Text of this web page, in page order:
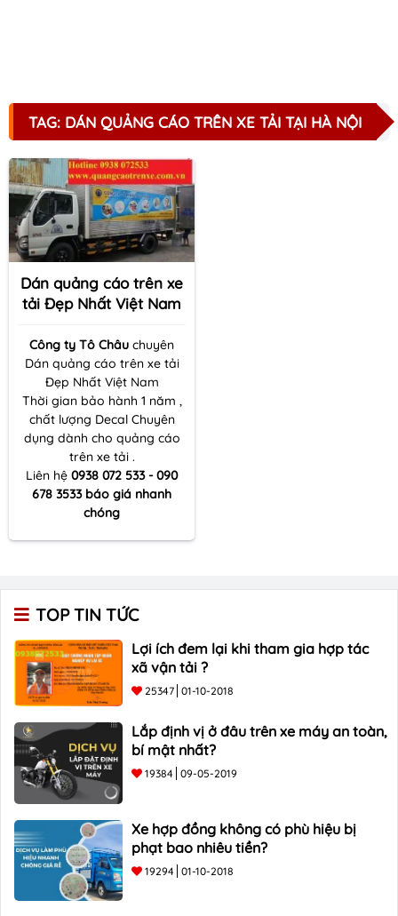
TAG: DÁN QUẢNG CÁO TRÊN XE TẢI TẠI HÀ NỘI
Dán quảng cáo trên xe
tải Đẹp Nhất Việt Nam
Công ty Tô Châu chuyên
Dán quảng cáo trên xe tải
Đẹp Nhất Việt Nam
Thời gian bảo hành 1 năm ,
chất lượng Decal Chuyên
dụng dành cho quảng cáo
trên xe tải .
Liên hệ 0938 072 533 - 090
678 3533 báo giá nhanh
chóng
TOP TIN TỨC
Lợi ích đem lại khi tham gia hợp tác
xã vận tải ?
25347 01-10-2018
Lắp định vị ở đâu trên xe máy an toàn,
bí mật nhất?
19384 09-05-2019
Xe hợp đồng không có phù hiệu bị
phạt bao nhiêu tiền?
19294 01-10-2018